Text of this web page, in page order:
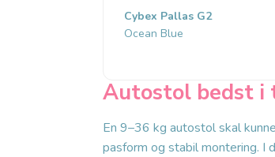
Cybex Pallas G2
Ocean Blue
Autostol bedst i
En 9–36 kg autostol skal
pasform og stabil montering. I